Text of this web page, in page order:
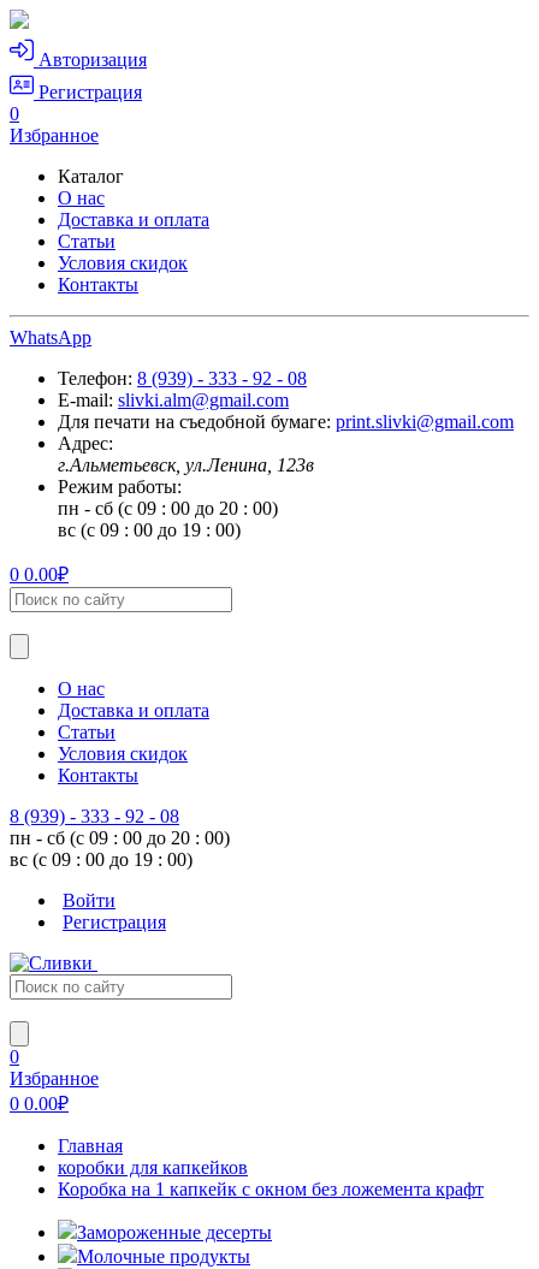
Авторизация
Регистрация
0
Избранное
Каталог
О нас
Доставка и оплата
Статьи
Условия скидок
Контакты
WhatsApp
Телефон: 8 (939) - 333 - 92 - 08
E-mail: slivki.alm@gmail.com
Для печати на съедобной бумаге: print.slivki@gmail.com
Адрес:
г.Альметьевск, ул.Ленина, 123в
Режим работы:
пн - сб (с 09 : 00 до 20 : 00)
вс (с 09 : 00 до 19 : 00)
0 0.00₽
О нас
Доставка и оплата
Статьи
Условия скидок
Контакты
8 (939) - 333 - 92 - 08
пн - сб (с 09 : 00 до 20 : 00)
вс (с 09 : 00 до 19 : 00)
Войти
Регистрация
0
Избранное
0 0.00₽
Главная
коробки для капкейков
Коробка на 1 капкейк с окном без ложемента крафт
Замороженные десерты
Молочные продукты